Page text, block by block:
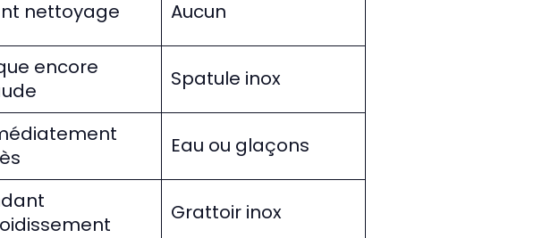
nettoyage Aucun
encore
Spatule inox
Eau ou glaçons
Grattoir inox